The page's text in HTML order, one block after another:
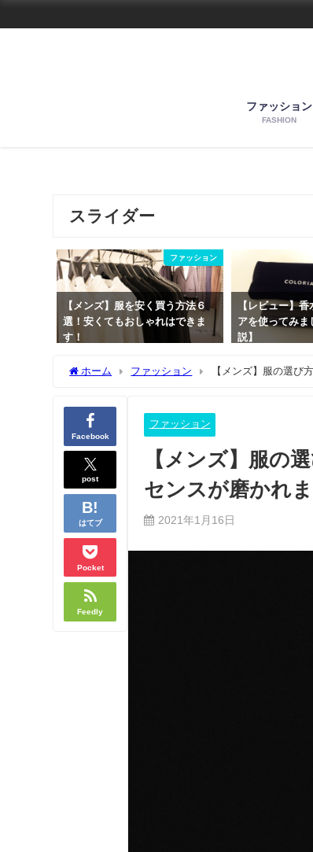
ファッション
FASHION
スライダー
ファッション
【メンズ】服を安く買う方法６
選！安くてもおしゃれはできま
す！
【レビュー】
アを使ってみま
説】
ホーム ファッション 【メンズ】服の選び
Facebook
post
はてブ
Pocket
Feedly
ファッション
【メンズ】服の
センスが磨かれ
2021年1月16日